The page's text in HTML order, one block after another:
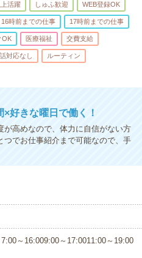
活躍 しゅふ歓迎 WEB登録OK
16時前までの仕事 17時前までの仕事
OK 医療福祉 交費支給
対応なし ルーティン
好きな曜日で働く！
高めなので、体力に自信がない方
でお仕事紹介まで可能なので、手
～16:009:00～17:0011:00～19:00